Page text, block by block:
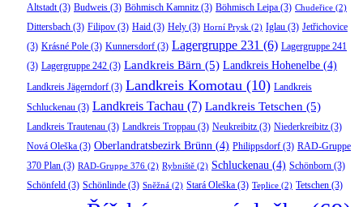
Altstadt (3) Budweis (3) Böhmisch Kamnitz (3) Böhmisch Leipa (3) Chudeřice (2)
Dittersbach (3) Filipov (3) Haid (3) Hely (3) Horní Prysk (2) Iglau (3) Jetřichovice
(3) Krásné Pole (3) Kunnersdorf (3) Lagergruppe 231 (6) Lagergruppe 241
(3) Lagergruppe 242 (3) Landkreis Bärn (5) Landkreis Hohenelbe (4)
Landkreis Jägerndorf (3) Landkreis Komotau (10) Landkreis
Schluckenau (3) Landkreis Tachau (7) Landkreis Tetschen (5)
Landkreis Trautenau (3) Landkreis Troppau (3) Neukreibitz (3) Niederkreibitz (3)
Nová Oleška (3) Oberlandratsbezirk Brünn (4) Philippsdorf (3) RAD-Gruppe
370 Plan (3) RAD-Gruppe 376 (2) Rybniště (2) Schluckenau (4) Schönborn (3)
Schönfeld (3) Schönlinde (3) Sněžná (2) Stará Oleška (3) Teplice (2) Tetschen (3)